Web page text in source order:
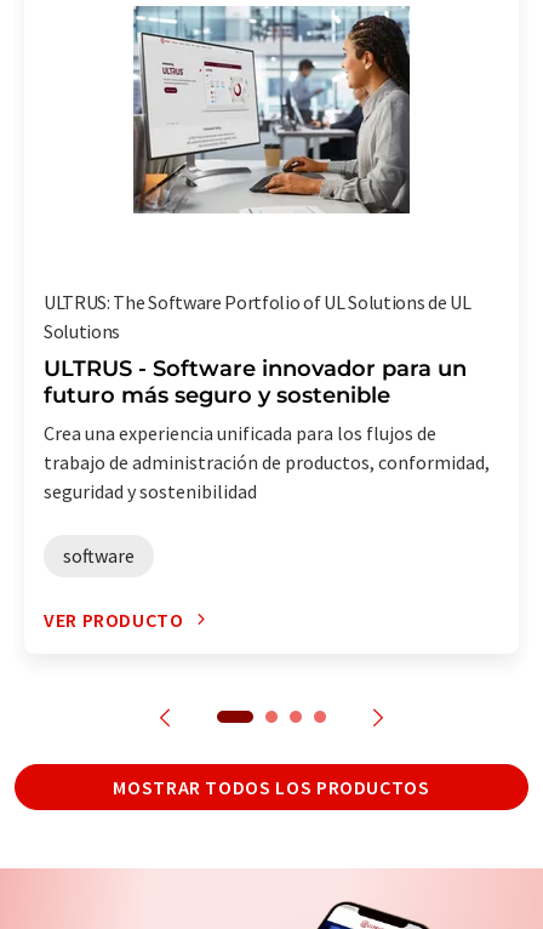
ULTRUS: The Software Portfolio of UL Solutions de UL
Solutions
ULTRUS - Software innovador para un
futuro más seguro y sostenible
Crea una experiencia unificada para los flujos de
trabajo de administración de productos, conformidad,
seguridad y sostenibilidad
software
VER PRODUCTO
MOSTRAR TODOS LOS PRODUCTOS